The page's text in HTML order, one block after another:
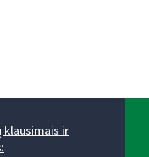
ir